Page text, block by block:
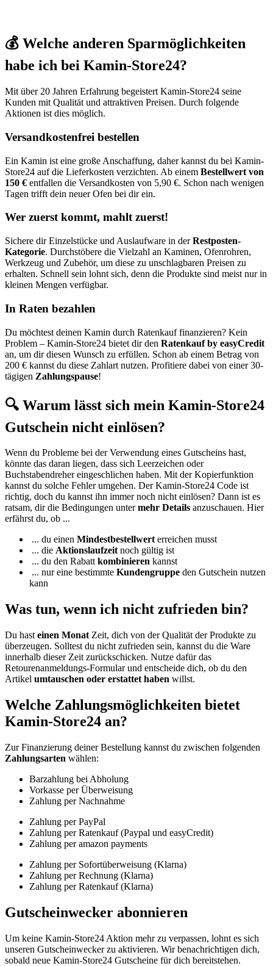
💰 Welche anderen Sparmöglichkeiten
habe ich bei Kamin-Store24?
Mit über 20 Jahren Erfahrung begeistert Kamin-Store24 seine
Kunden mit Qualität und attraktiven Preisen. Durch folgende
Aktionen ist dies möglich.
Versandkostenfrei bestellen
Ein Kamin ist eine große Anschaffung, daher kannst du bei Kamin-
Store24 auf die Lieferkosten verzichten. Ab einem Bestellwert von
150 € entfallen die Versandkosten von 5,90 €. Schon nach wenigen
Tagen trifft dein neuer Ofen bei dir ein.
Wer zuerst kommt, mahlt zuerst!
Sichere dir Einzelstücke und Auslaufware in derRestposten-
Kategorie. Durchstöbere die Vielzahl an Kaminen, Ofenrohren,
Werkzeug und Zubehör, um diese zu unschlagbaren Preisen zu
erhalten. Schnell sein lohnt sich, denn die Produkte sind meist nur in
kleinen Mengen verfügbar.
In Raten bezahlen
Du möchtest deinen Kamin durch Ratenkauf finanzieren? Kein
Problem – Kamin-Store24 bietet dir den Ratenkauf by easyCredit
an, um dir diesen Wunsch zu erfüllen. Schon ab einem Betrag von
200 € kannst du diese Zahlart nutzen. Profitiere dabei von einer 30-
tägigen Zahlungspause!
🔍 Warum lässt sich mein Kamin-Store24
Gutschein nicht einlösen?
Wenn du Probleme bei der Verwendung eines Gutscheins hast,
könnte das daran liegen, dass sich Leerzeichen oder
Buchstabendreher eingeschlichen haben. Mit der Kopierfunktion
kannst du solche Fehler umgehen. Der Kamin-Store24 Code ist
richtig, doch du kannst ihn immer noch nicht einlösen? Dann ist es
ratsam, dir die Bedingungen untermehr Details anzuschauen. Hier
erfährst du, ob ...
... du einen Mindestbestellwerterreichen musst
... die Aktionslaufzeitnoch gültig ist
... du den Rabattkombinieren kannst
... nur eine bestimmte Kundengruppe den Gutschein nutzen
kann
Was tun, wenn ich nicht zufrieden bin?
Du hast einen Monat Zeit, dich von der Qualität der Produkte zu
überzeugen. Solltest du nicht zufrieden sein, kannst du die Ware
innerhalb dieser Zeit zurückschicken. Nutze dafür das
Retourenanmeldungs-Formular und entscheide dich, ob du den
Artikel umtauschen oder erstattet haben willst.
Welche Zahlungsmöglichkeiten bietet
Kamin-Store24 an?
Zur Finanzierung deiner Bestellung kannst du zwischen folgenden
Zahlungsarten wählen:
Barzahlung bei Abholung
Vorkasse per Überweisung
Zahlung per Nachnahme
Zahlung per PayPal
Zahlung per Ratenkauf (Paypal und easyCredit)
Zahlung per amazon payments
Zahlung per Sofortüberweisung (Klarna)
Zahlung per Rechnung (Klarna)
Zahlung per Ratenkauf (Klarna)
Gutscheinwecker abonnieren
Um keine Kamin-Store24 Aktion mehr zu verpassen, lohnt es sich
unseren Gutscheinweckerzu aktivieren. Wir benachrichtigen dich,
sobald neue Kamin-Store24 Gutscheine für dich bereitstehen.